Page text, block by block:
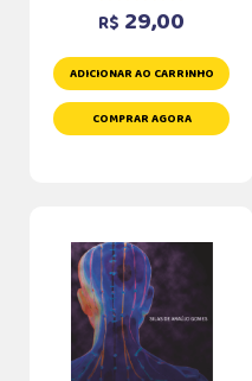
R$ 29,00
ADICIONAR AO CARRINHO
COMPRAR AGORA